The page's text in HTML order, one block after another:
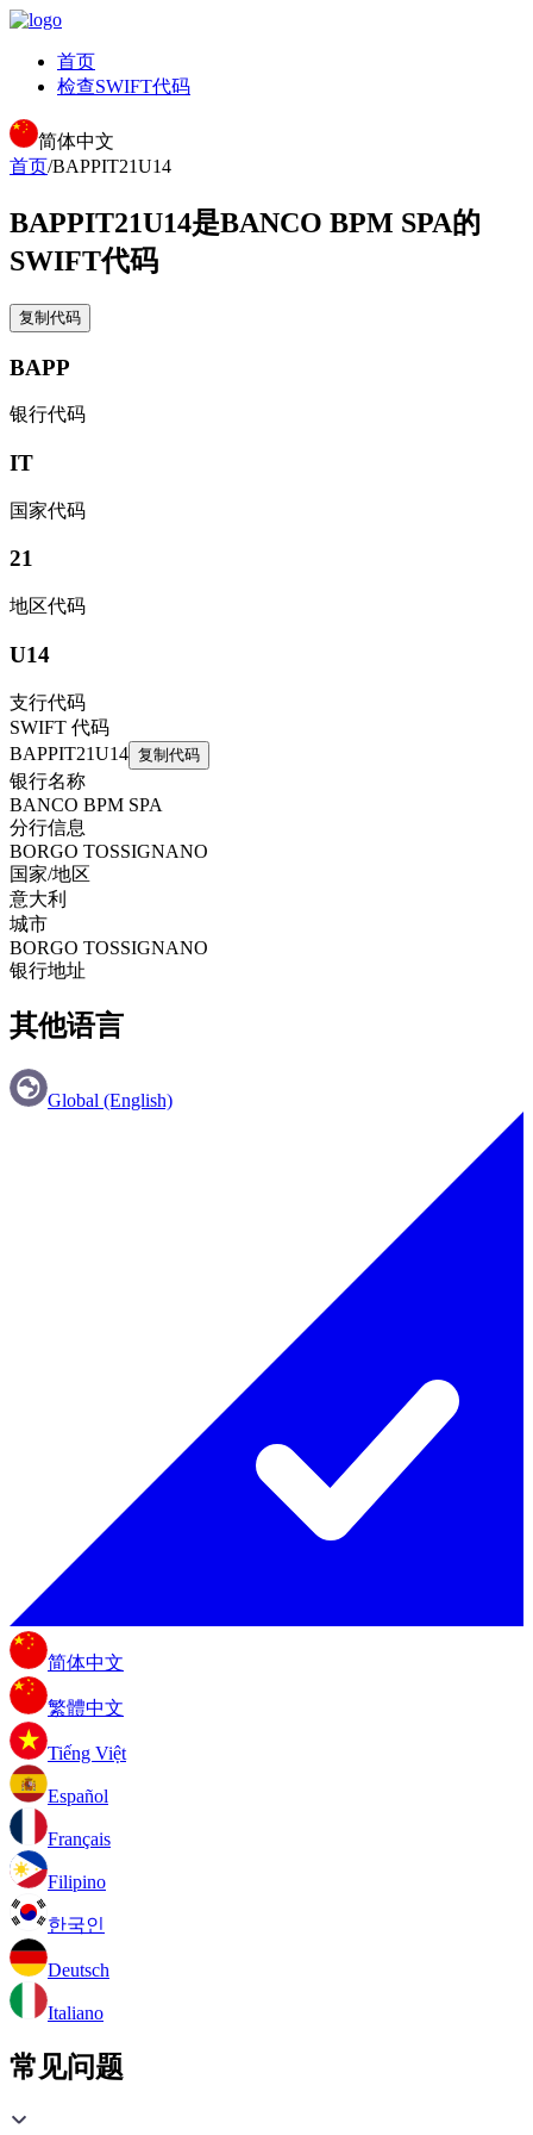
首页
检查SWIFT代码
简体中文
首页/BAPPIT21U14
BAPPIT21U14是BANCO BPM SPA的
SWIFT代码
复制代码
BAPP
银行代码
IT
国家代码
21
地区代码
U14
支行代码
SWIFT 代码
BAPPIT21U14 复制代码
银行名称
BANCO BPM SPA
分行信息
BORGO TOSSIGNANO
国家/地区
意大利
城市
BORGO TOSSIGNANO
银行地址
其他语言
Global (English)
简体中文
繁體中文
Tiếng Việt
Español
Français
Filipino
한국인
Deutsch
Italiano
常见问题